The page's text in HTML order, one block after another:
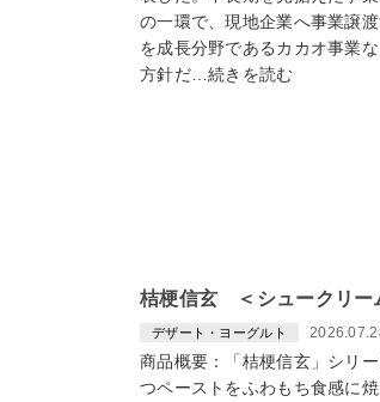
の一環で、現地企業へ事業譲
を成長分野であるカカオ事業
方針だ…続きを読む
桔梗信玄 ＜シュークリー
デザート・ヨーグルト
商品概要：「桔梗信玄」シリ
つペーストをふわもち食感に